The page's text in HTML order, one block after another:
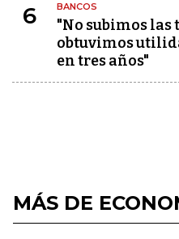
6 BANCOS
"No subimos las
obtuvimos
en tres años"
MÁS DE